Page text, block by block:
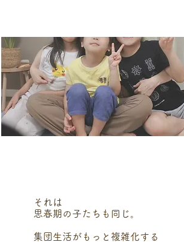
それは
思春期の子たちも同じ。
集団生活がもっと複雑化する